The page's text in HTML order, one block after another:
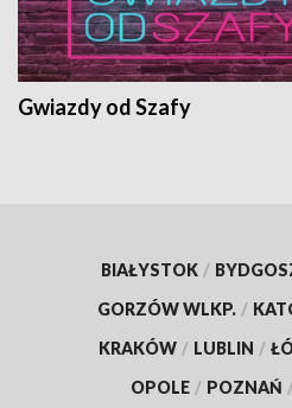
Gwiazdy od Szafy
BIAŁYSTOK /
GORZÓW WLKP. /
KRAKÓW / LUBLIN /
OPOLE / POZNAŃ